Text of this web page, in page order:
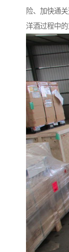
险、加快通
洋酒过程中的